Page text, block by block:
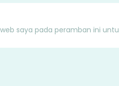
saya pada peramban ini